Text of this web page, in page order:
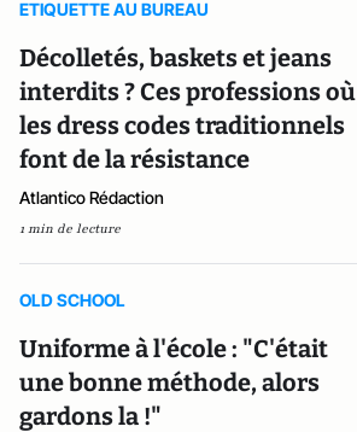
ETIQUETTE AU BUREAU
Décolletés, baskets et jeans
interdits ? Ces professions où
les dress codes traditionnels
font de la résistance
Atlantico Rédaction
1 min de lecture
OLD SCHOOL
Uniforme à l'école : "C'était
une bonne méthode, alors
gardons la !"